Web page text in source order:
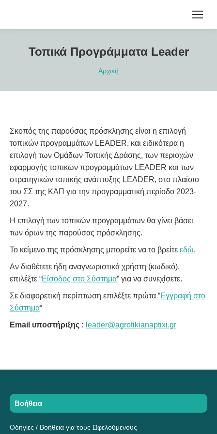
Τοπικά Προγράμματα Leader
Αρχική
Σκοπός της παρούσας πρόσκλησης είναι η επιλογή
τοπικών προγραμμάτων LEADER, και ειδικότερα η
επιλογή των Ομάδων Τοπικής Δράσης, των περιοχών
εφαρμογής τοπικών προγραμμάτων LEADER και των
στρατηγικών τοπικής ανάπτυξης LEADER, στο πλαίσιο
του ΣΣ της ΚΑΠ για την προγραμματική περίοδο 2023-
2027.
Η επιλογή των τοπικών προγραμμάτων θα γίνει βάσει
των όρων της παρούσας πρόσκλησης.
Το κείμενο της πρόσκλησης μπορείτε να το βρείτε εδώ.
Αν διαθέτετε ήδη αναγνωριστικά χρήστη (κωδικό),
επιλέξτε “Είσοδος στο Σύστημα” για να συνεχίσετε.
Σε διαφορετική περίπτωση επιλέξτε πρώτα “Εγγραφή στο
Σύστημα“
Email υποστήριξης : leader@agrotikianaptixi.gr
Βοήθεια
Οδηγίες / Βοήθεια για τους Ωφελούμενους